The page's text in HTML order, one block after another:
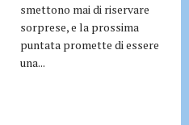
smettono mai di riservare
sorprese, e la prossima
puntata promette di essere
una...